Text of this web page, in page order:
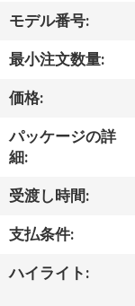
私
達
つ
い
て
工
モデル番号:
最小注文数量:
価格:
パッケージの詳
細:
受渡し時間:
支払条件:
ハイライト: